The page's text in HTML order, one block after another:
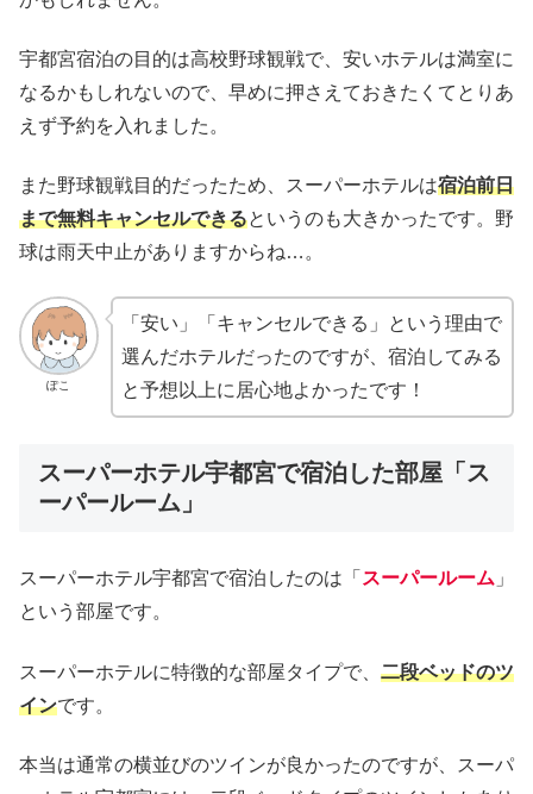
宇都宮宿泊の目的は高校野球観戦で、安いホテルは満室に
なるかもしれないので、早めに押さえておきたくてとりあ
えず予約を入れました。
また野球観戦目的だったため、スーパーホテルは宿泊前日
まで無料キャンセルできるというのも大きかったです。野
球は雨天中止がありますからね…。
ぽこ
「安い」「キャンセルできる」という理由で
選んだホテルだったのですが、宿泊してみる
と予想以上に居心地よかったです！
スーパーホテル宇都宮で宿泊した部屋「ス
ーパールーム」
スーパーホテル宇都宮で宿泊したのは「 スーパールーム 」
という部屋です。
スーパーホテルに特徴的な部屋タイプで、 二段ベッドのツ
インです。
本当は通常の横並びのツインが良かったのですが、スーパ